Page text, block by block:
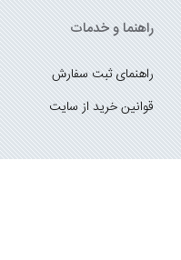
راهنما و خدمات
راهنمای ثبت سفارش
قوانین خرید از سایت
_